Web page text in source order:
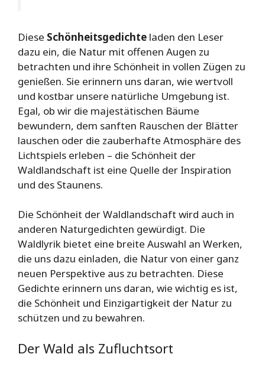
Diese Schönheitsgedichte laden den Leser
dazu ein, die Natur mit offenen Augen zu
betrachten und ihre Schönheit in vollen Zügen zu
genießen. Sie erinnern uns daran, wie wertvoll
und kostbar unsere natürliche Umgebung ist.
Egal, ob wir die majestätischen Bäume
bewundern, dem sanften Rauschen der Blätter
lauschen oder die zauberhafte Atmosphäre des
Lichtspiels erleben – die Schönheit der
Waldlandschaft ist eine Quelle der Inspiration
und des Staunens.
Die Schönheit der Waldlandschaft wird auch in
anderen Naturgedichten gewürdigt. Die
Waldlyrik bietet eine breite Auswahl an Werken,
die uns dazu einladen, die Natur von einer ganz
neuen Perspektive aus zu betrachten. Diese
Gedichte erinnern uns daran, wie wichtig es ist,
die Schönheit und Einzigartigkeit der Natur zu
schützen und zu bewahren.
Der Wald als Zufluchtsort